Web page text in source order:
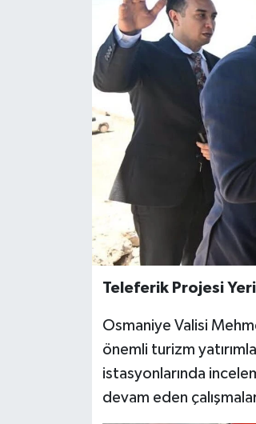
Teleferik Projesi
Osmaniye Valisi
önemli turizm
istasyonlarında
devam eden